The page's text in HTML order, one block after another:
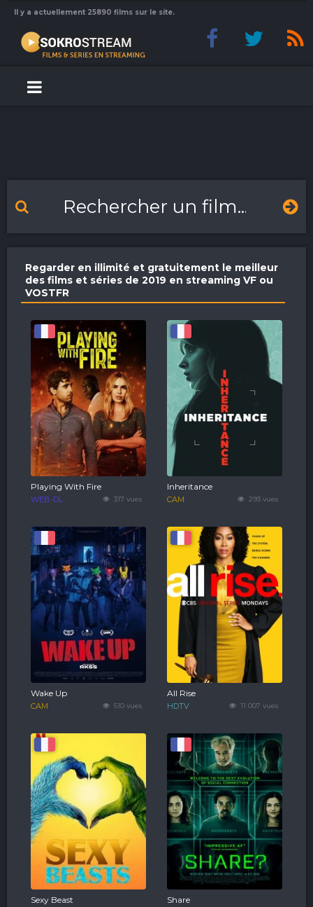
Il y a actuellement 25890 films sur le site.
Regarder en illimité et gratuitement le meilleur
des films et séries de 2019 en streaming VF ou
VOSTFR
317 vues
Playing With Fire
WEB-DL 293 vues
Inheritance
CAM
510 vues
Wake Up
CAM 11 007 vues
All Rise
HDTV
Sexy Beast Share